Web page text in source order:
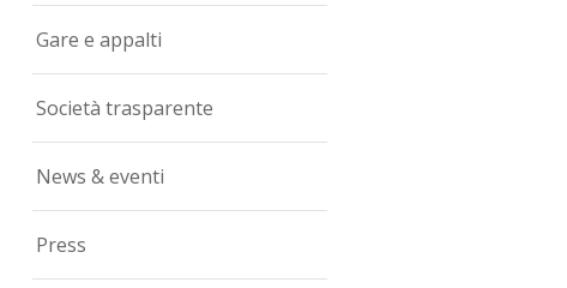
Gare e appalti
Società trasparente
News & eventi
Press